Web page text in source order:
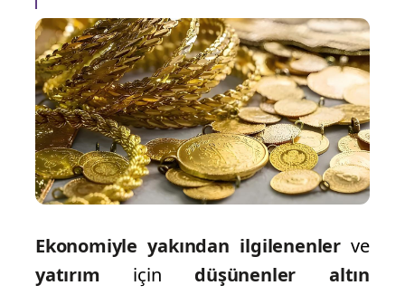
Ekonomiyle yakından ilgilenenlerve
yatırım için düşünenler altın